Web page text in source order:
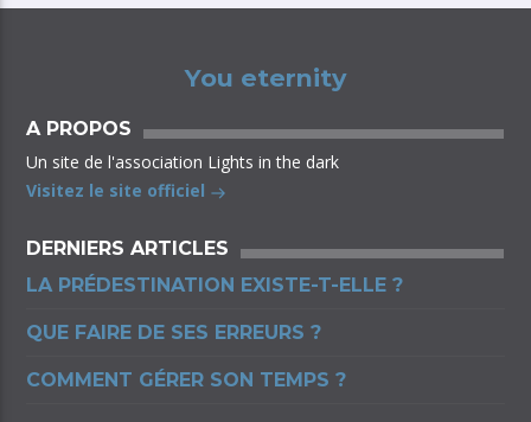
You eternity
A PROPOS
Un site de l'association Lights in the dark
Visitez le site officiel
DERNIERS ARTICLES
LA PRÉDESTINATION EXISTE-T-ELLE ?
QUE FAIRE DE SES ERREURS ?
COMMENT GÉRER SON TEMPS ?